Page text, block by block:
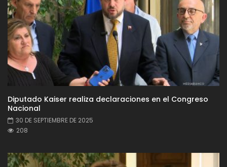
Diputado Kaiser realiza declaraciones en el Congreso
Nacional
30 DE SEPTIEMBRE DE 2025
208